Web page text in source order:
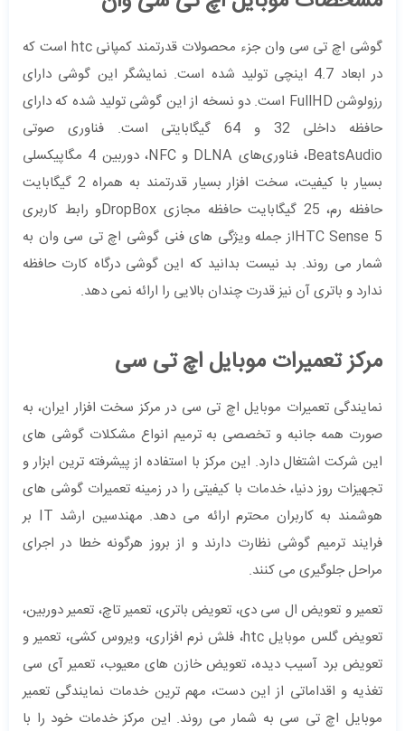
گوشی اچ تی سی وان جزء محصولات قدرتمند کمپانی htc است که
در ابعاد 4.7 اینچی تولید شده است. نمایشگر این گوشی دارای
رزولوشن FullHD است. دو نسخه از این گوشی تولید شده که دارای
حافظه داخلی 32 و 64 گیگابایتی است. فناوری صوتی
BeatsAudio، فناوری‌های DLNA و NFC، دوربین 4 مگاپیکسلی
بسیار با کیفیت، سخت افزار بسیار قدرتمند به همراه 2 گیگابایت
حافظه رم، 25 گیگابایت حافظه مجازی DropBoxو رابط کاربری
HTC Sense 5از جمله ویژگی های فنی گوشی اچ تی سی وان به
شمار می روند. بد نیست بدانید که این گوشی درگاه کارت حافظه
ندارد و باتری آن نیز قدرت چندان بالایی را ارائه نمی دهد.
مرکز تعمیرات موبایل اچ تی سی
نمایندگی تعمیرات موبایل اچ تی سی در مرکز سخت افزار ایران، به
صورت همه جانبه و تخصصی به ترمیم انواع مشکلات گوشی های
این شرکت اشتغال دارد. این مرکز با استفاده از پیشرفته ترین ابزار و
تجهیزات روز دنیا، خدمات با کیفیتی را در زمینه تعمیرات گوشی های
هوشمند به کاربران محترم ارائه می دهد. مهندسین ارشد IT بر
فرایند ترمیم گوشی نظارت دارند و از بروز هرگونه خطا در اجرای
مراحل جلوگیری می کنند.
تعمیر و تعویض ال سی دی، تعویض باتری، تعمیر تاچ، تعمیر دوربین،
تعویض گلس موبایل htc، فلش نرم افزاری، ویروس کشی، تعمیر و
تعویض برد آسیب دیده، تعویض خازن های معیوب، تعمیر آی سی
تغذیه و اقداماتی از این دست، مهم ترین خدمات نمایندگی تعمیر
موبایل اچ تی سی به شمار می روند. این مرکز خدمات خود را با